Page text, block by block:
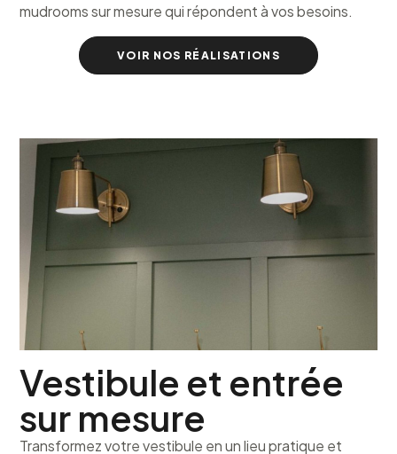
mudrooms sur mesure qui répondent à vos besoins.
VOIR NOS RÉALISATIONS
Vestibule et entrée
sur mesure
Transformez votre vestibule en un lieu pratique et